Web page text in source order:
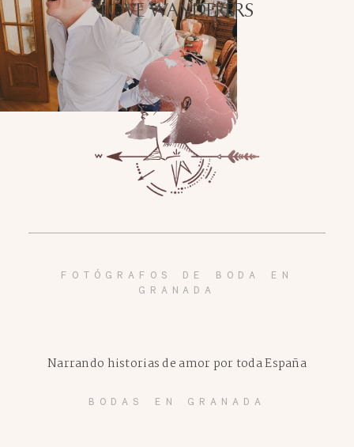
LOVE WANDERERS
FOTÓGRAFOS DE BODA EN
GRANADA
BODAS EN GRANADA
Narrando historias de amor por toda España